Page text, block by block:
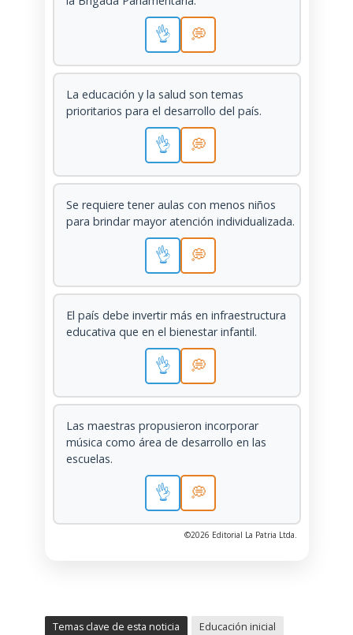
👌 💭
La educación y la salud son temas
prioritarios para el desarrollo del país.
👌 💭
Se requiere tener aulas con menos niños
para brindar mayor atención individualizada.
👌 💭
El país debe invertir más en infraestructura
educativa que en el bienestar infantil.
👌 💭
Las maestras propusieron incorporar
música como área de desarrollo en las
escuelas.
👌 💭
©2026 Editorial La Patria Ltda.
Temas clave de esta noticia
Educación inicial